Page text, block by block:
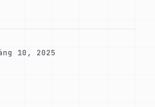
10, 2025